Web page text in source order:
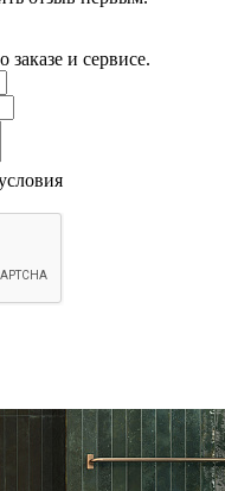
и сервисе.